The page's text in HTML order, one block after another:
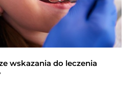
wskazania do leczenia